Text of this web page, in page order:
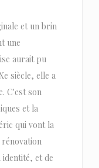
et un brin
une
aurait pu
siècle, elle a
C'est son
et la
qui vont la
et de